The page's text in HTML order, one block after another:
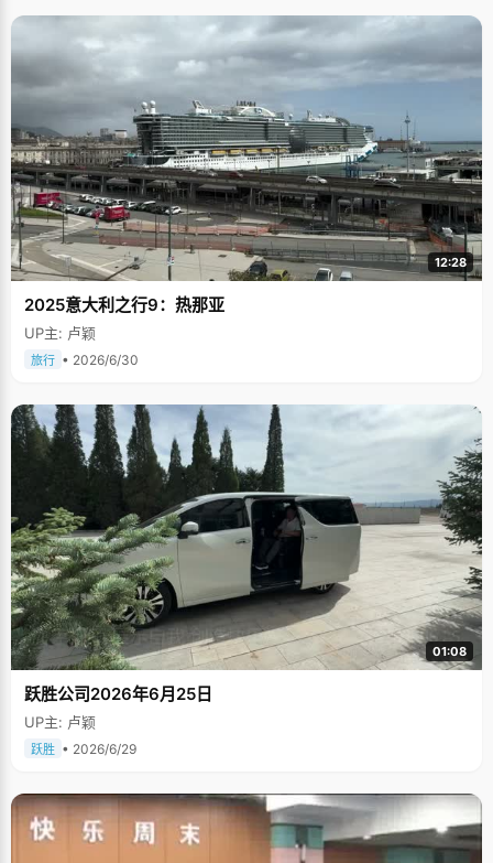
12:28
2025意大利之行9：热那亚
UP主: 卢颖
旅行 • 2026/6/30
01:08
跃胜公司2026年6月25日
UP主: 卢颖
跃胜 • 2026/6/29